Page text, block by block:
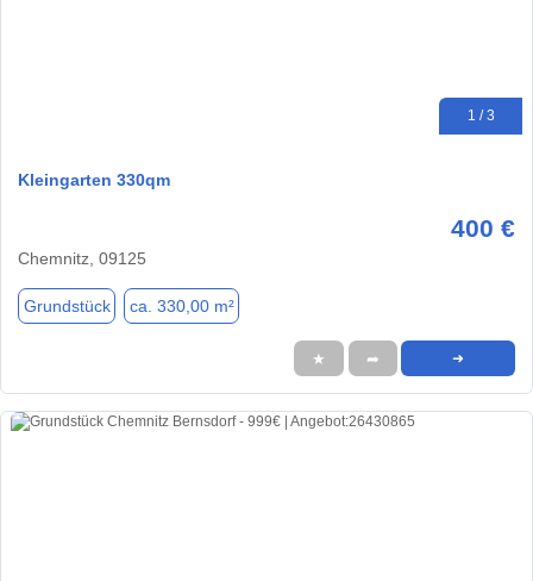
1 / 3
Kleingarten 330qm
400 €
Chemnitz, 09125
Grundstück ca. 330,00 m²
★ ➦ ➜